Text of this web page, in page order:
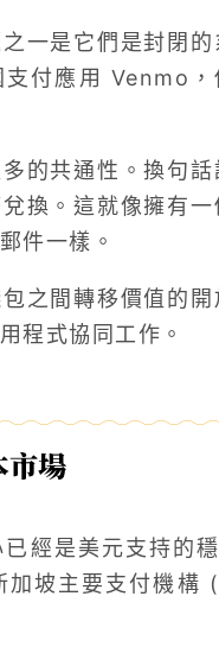
一是它們是封閉
支付應用 Venmo
的共通性。換句
換。這就像擁有
件一樣。
之間轉移價值的
程式協同工作。
場
經是美元支持的
坡主要支付機構